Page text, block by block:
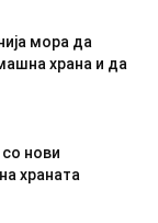
мора да
храна и да
нови
храната